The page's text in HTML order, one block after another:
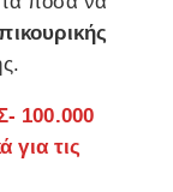
100.000
για τις